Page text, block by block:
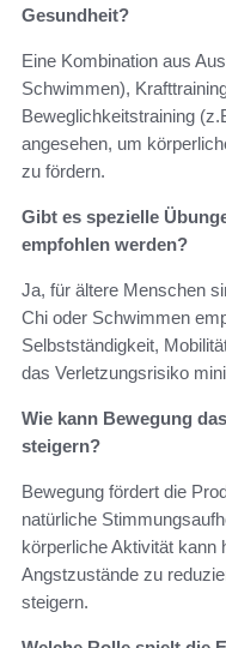
Gesundheit?
Eine Kombination aus
Schwimmen),
Beweglichkeitstraining
angesehen, um
zu fördern.
Gibt es spezielle
empfohlen werden?
Ja, für ältere Menschen
Chi oder Schwimmen
Selbstständigkeit,
das Verletzungsrisiko
Wie kann Bewegung
steigern?
Bewegung fördert die
natürliche
körperliche Aktivität kann
Angstzustände zu
steigern.